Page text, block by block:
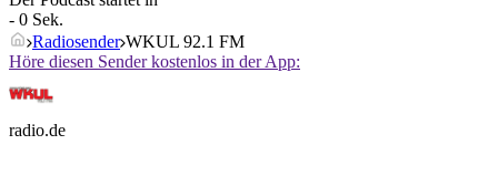
- 0 Sek.
Radiosender WKUL 92.1 FM
Höre diesen Sender kostenlos in der App:
radio.de